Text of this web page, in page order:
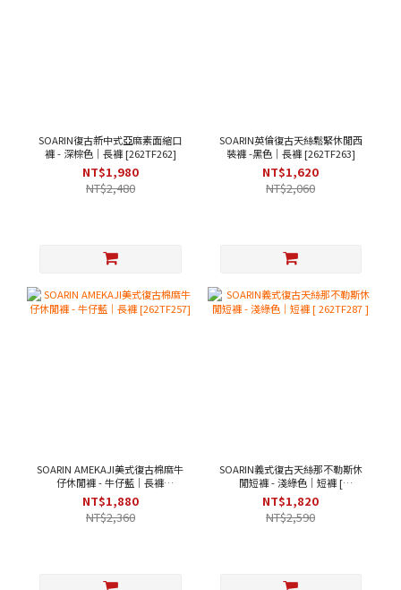
SOARIN復古新中式亞麻素面縮口
褲 - 深棕色｜長褲 [262TF262]
NT$1,980
NT$2,480
SOARIN英倫復古天絲鬆緊休閒西
裝褲 -黑色｜長褲 [262TF263]
NT$1,620
NT$2,060
SOARIN AMEKAJI美式復古棉麻牛
仔休閒褲 - 牛仔藍｜長褲
[262TF257]
NT$1,880
NT$2,360
SOARIN義式復古天絲那不勒斯休
閒短褲 - 淺綠色｜短褲 [
262TF287 ]
NT$1,820
NT$2,590